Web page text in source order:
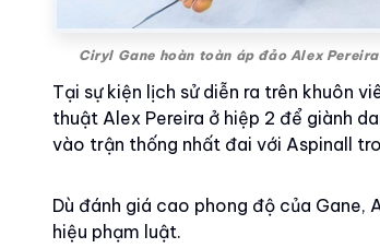
Ciryl Gane hoàn toàn áp đảo Alex
Tại sự kiện lịch sử diễn ra trên khuôn
thuật Alex Pereira ở hiệp 2 để giành
vào trận thống nhất đai với Aspinall
Dù đánh giá cao phong độ của Gane,
hiệu phạm luật.